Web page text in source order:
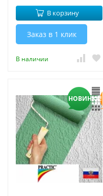
В корзину
Заказ в 1 клик
В наличии
НОВИНКА!